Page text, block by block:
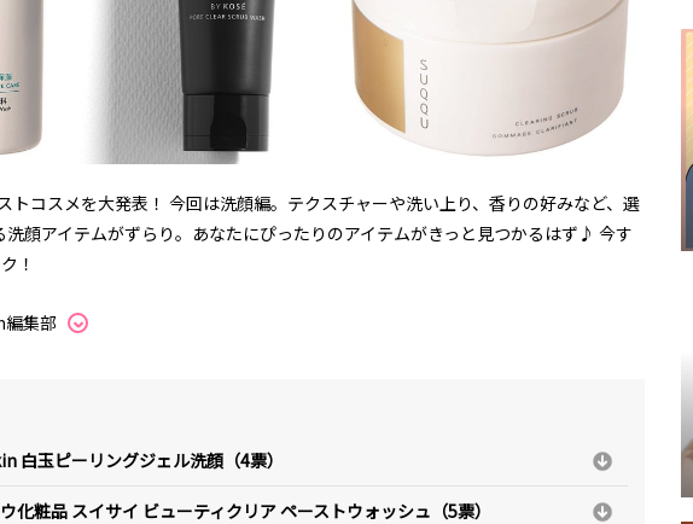
トコスメを大発表！ 今回は洗顔編。テクスチャーや洗い上り、香りの好みなど、選
洗顔アイテムがずらり。あなたにぴったりのアイテムがきっと見つかるはず♪ 今す
！
集部
白玉ピーリングジェル洗顔（4票）
化粧品 スイサイ ビューティクリア ペーストウォッシュ（5票）